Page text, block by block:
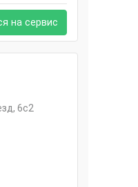
на сервис
6с2